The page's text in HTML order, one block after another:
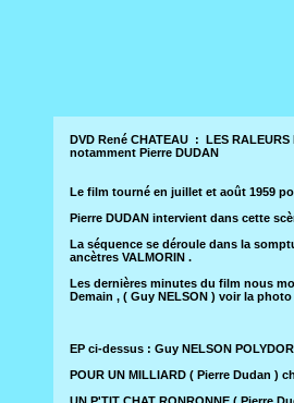
DVD René CHATEAU : LES
notamment Pierre DUDAN
Le film tourné en juillet et août 1959
Pierre DUDAN intervient dans cette
La séquence se déroule dans la
ancètres VALMORIN .
Les dernières minutes du film nous
Demain , ( Guy NELSON ) voir la
EP ci-dessus : Guy NELSON
POUR UN MILLIARD ( Pierre Dudan )
UN P'TIT CHAT RONRONNE ( Pierre